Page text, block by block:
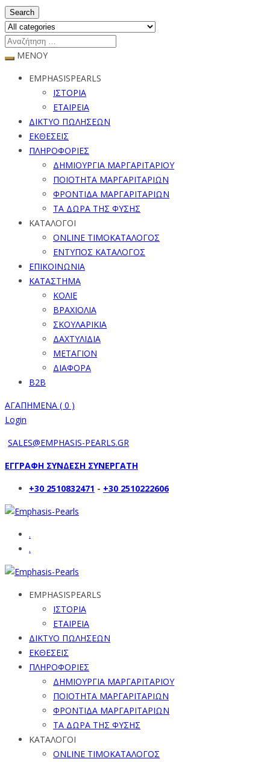
Search
ΜΕΝΟΥ
EMPHASISPEARLS
ΙΣΤΟΡΙΑ
ΕΤΑΙΡΕΙΑ
ΔΙΚΤΥΟ ΠΩΛΗΣΕΩΝ
ΕΚΘΕΣΕΙΣ
ΠΛΗΡΟΦΟΡΙΕΣ
ΔΗΜΙΟΥΡΓΙΑ ΜΑΡΓΑΡΙΤΑΡΙΟΥ
ΠΟΙΟΤΗΤΑ ΜΑΡΓΑΡΙΤΑΡΙΩΝ
ΦΡΟΝΤΙΔΑ ΜΑΡΓΑΡΙΤΑΡΙΩΝ
ΤΑ ΔΩΡΑ ΤΗΣ ΦΥΣΗΣ
ΚΑΤΑΛΟΓΟΙ
ONLINE ΤΙΜΟΚΑΤΑΛΟΓΟΣ
ΕΝΤΥΠΟΣ ΚΑΤΑΛΟΓΟΣ
ΕΠΙΚΟΙΝΩΝΙΑ
ΚΑΤΑΣΤΗΜΑ
ΚΟΛΙΕ
ΒΡΑΧΙΟΛΙΑ
ΣΚΟΥΛΑΡΙΚΙΑ
ΔΑΧΤΥΛΙΔΙΑ
ΜΕΤΑΓΙΟΝ
ΔΙΑΦΟΡΑ
B2B
ΑΓΑΠΗΜΕΝΑ ( 0 )
Login
SALES@EMPHASIS-PEARLS.GR
ΕΓΓΡΑΦΗ ΣΥΝΔΕΣΗ ΣΥΝΕΡΓΑΤΗ
+30 2510832471 - +30 2510222606
.
.
EMPHASISPEARLS
ΙΣΤΟΡΙΑ
ΕΤΑΙΡΕΙΑ
ΔΙΚΤΥΟ ΠΩΛΗΣΕΩΝ
ΕΚΘΕΣΕΙΣ
ΠΛΗΡΟΦΟΡΙΕΣ
ΔΗΜΙΟΥΡΓΙΑ ΜΑΡΓΑΡΙΤΑΡΙΟΥ
ΠΟΙΟΤΗΤΑ ΜΑΡΓΑΡΙΤΑΡΙΩΝ
ΦΡΟΝΤΙΔΑ ΜΑΡΓΑΡΙΤΑΡΙΩΝ
ΤΑ ΔΩΡΑ ΤΗΣ ΦΥΣΗΣ
ΚΑΤΑΛΟΓΟΙ
ONLINE ΤΙΜΟΚΑΤΑΛΟΓΟΣ